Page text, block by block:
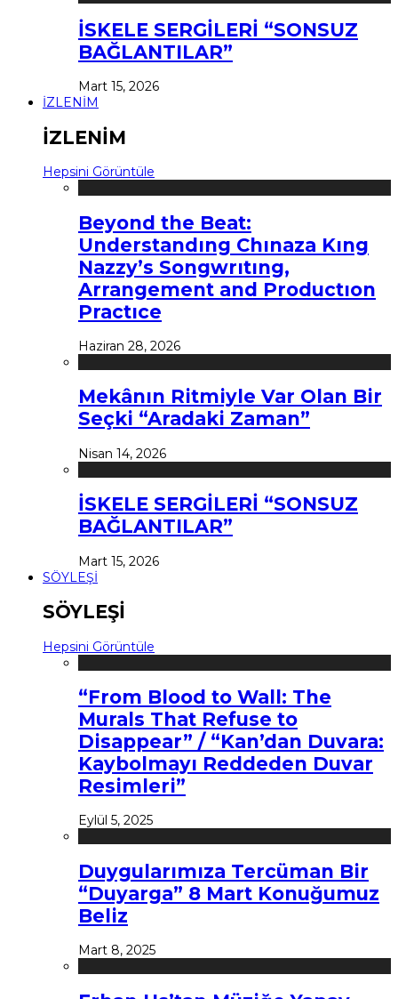
İSKELE SERGİLERİ “SONSUZ
BAĞLANTILAR”
Mart 15, 2026
İZLENİM
İZLENİM
Hepsini Görüntüle
Beyond the Beat:
Understandıng Chınaza Kıng
Nazzy’s Songwrıtıng,
Arrangement and Productıon
Practıce
Haziran 28, 2026
Mekânın Ritmiyle Var Olan Bir
Seçki “Aradaki Zaman”
Nisan 14, 2026
İSKELE SERGİLERİ “SONSUZ
BAĞLANTILAR”
Mart 15, 2026
SÖYLEŞİ
SÖYLEŞİ
Hepsini Görüntüle
“From Blood to Wall: The
Murals That Refuse to
Disappear” / “Kan’dan Duvara:
Kaybolmayı Reddeden Duvar
Resimleri”
Eylül 5, 2025
Duygularımıza Tercüman Bir
“Duyarga” 8 Mart Konuğumuz
Beliz
Mart 8, 2025